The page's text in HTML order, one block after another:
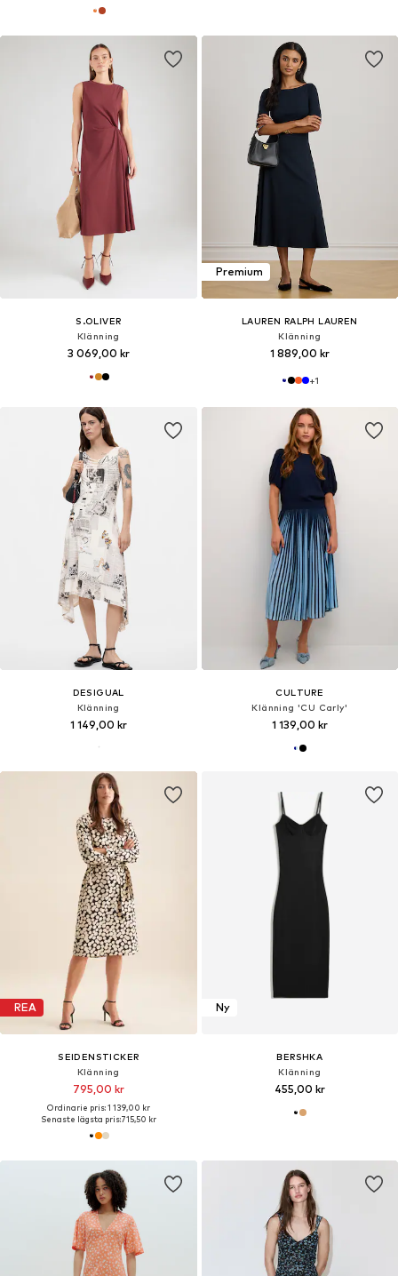
S.OLIVER
Klänning
3 069,00 kr
Premium
LAUREN RALPH LAUREN
Klänning
1 889,00 kr
+1
DESIGUAL
Klänning
1 149,00 kr
CULTURE
Klänning 'CU Carly'
1 139,00 kr
REA
SEIDENSTICKER
Klänning
795,00 kr
Ordinarie pris: 1 139,00 kr
Senaste lägsta pris:715,50 kr
Ny
BERSHKA
Klänning
455,00 kr